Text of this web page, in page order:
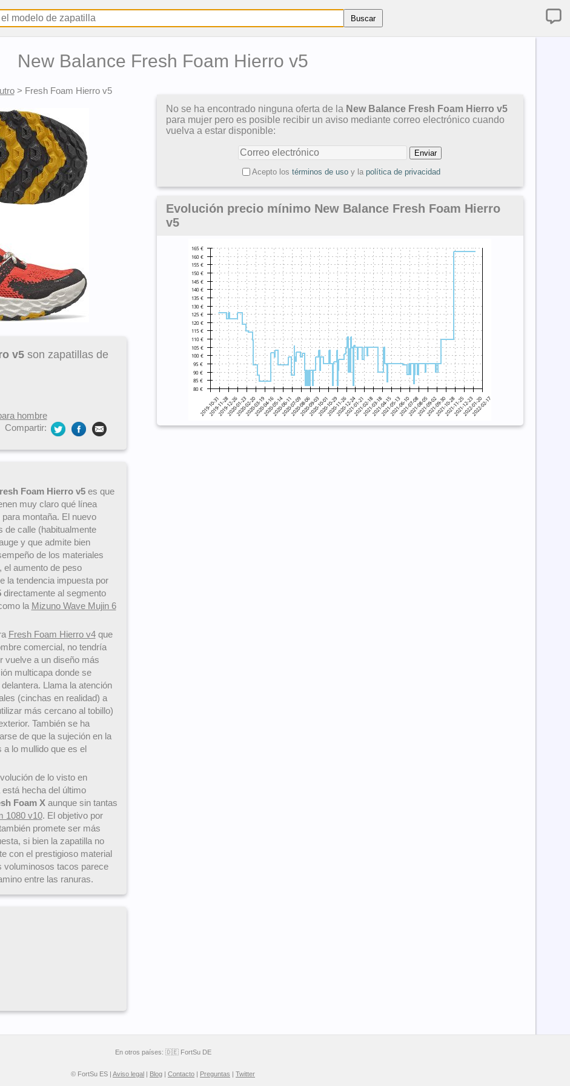
New Balance Fresh Foam Hierro v5
> Fresh Foam Hierro v5
v5son zapatillas de
hombre
Compartir:
Foam Hierro v5es que
muy claro qué línea
montaña. El nuevo
de calle (habitualmente
y que admite bien
de los materiales
el aumento de peso
la tendencia impuesta por
directamente al segmento
la Mizuno Wave Mujin 6
Fresh Foam Hierro v4que
comercial, no tendría
vuelve a un diseño más
multicapa donde se
Llama la atención
(cinchas en realidad) a
más cercano al tobillo)
También se ha
de que la sujeción en la
lo mullido que es el
de lo visto en
hecha del último
Foam Xaunque sin tantas
1080 v10. El objetivo por
promete ser más
si bien la zapatilla no
con el prestigioso material
tacos parece
entre las ranuras.
No se ha encontrado ninguna oferta de la New Balance Fresh Foam Hierro v5
para mujer pero es posible recibir un aviso mediante correo electrónico cuando
vuelva a estar disponible:
Acepto los términos de usoy la política de privacidad
Evolución precio mínimo New Balance Fresh Foam Hierro
v5
En otros países: 🇩🇪 FortSu DE
© FortSu ES | Aviso legal | Blog | Contacto | Preguntas | Twitter